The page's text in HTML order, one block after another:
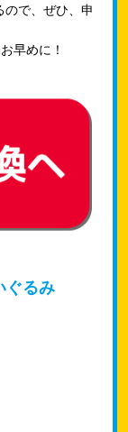
で、ぜひ、申
早めに！
ぐるみ